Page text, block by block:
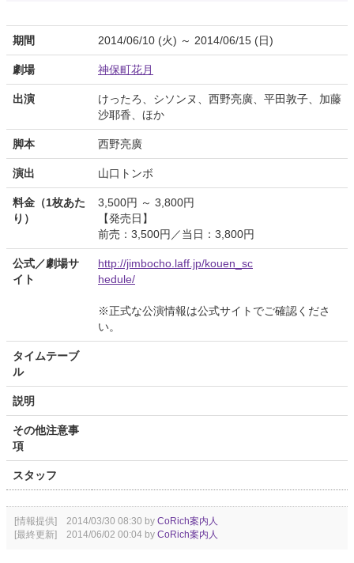
期間 2014/06/10 (火) ～ 2014/06/15 (日)
劇場 神保町花月
出演
けったろ、シソンヌ、西野亮廣、平田敦子、加藤
沙耶香、ほか
脚本 西野亮廣
演出 山口トンボ
料金（1枚あた
り）
3,500円 ～ 3,800円
【発売日】
前売：3,500円／当日：3,800円
公式／劇場サ
イト
http://jimbocho.laff.jp/kouen_sc
hedule/
※正式な公演情報は公式サイトでご確認くださ
い。
タイムテーブ
ル
説明
その他注意事
項
スタッフ
[情報提供] 2014/03/30 08:30 by CoRich案内人
[最終更新] 2014/06/02 00:04 by CoRich案内人